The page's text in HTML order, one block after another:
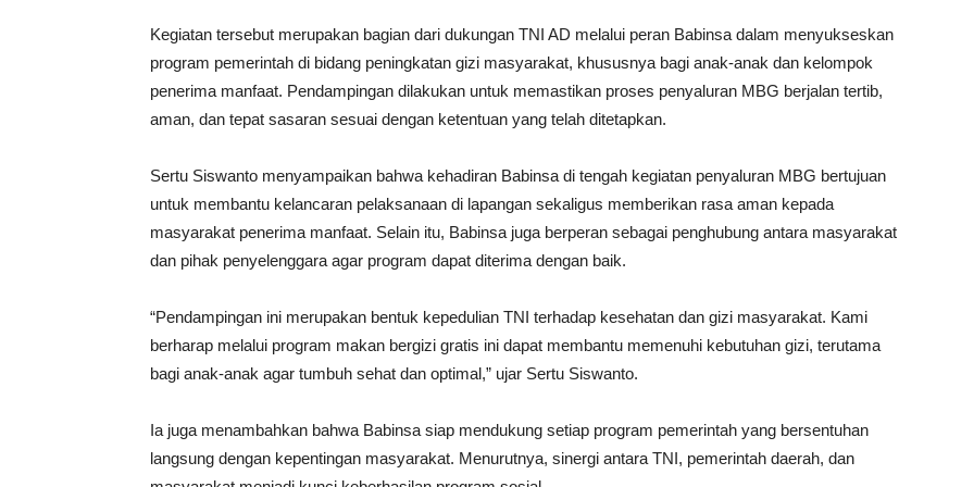
Kegiatan tersebut merupakan bagian dari dukungan TNI AD melalui peran Babinsa dalam menyukseskan
program pemerintah di bidang peningkatan gizi masyarakat, khususnya bagi anak-anak dan kelompok
penerima manfaat. Pendampingan dilakukan untuk memastikan proses penyaluran MBG berjalan tertib,
aman, dan tepat sasaran sesuai dengan ketentuan yang telah ditetapkan.
Sertu Siswanto menyampaikan bahwa kehadiran Babinsa di tengah kegiatan penyaluran MBG bertujuan
untuk membantu kelancaran pelaksanaan di lapangan sekaligus memberikan rasa aman kepada
masyarakat penerima manfaat. Selain itu, Babinsa juga berperan sebagai penghubung antara masyarakat
dan pihak penyelenggara agar program dapat diterima dengan baik.
“Pendampingan ini merupakan bentuk kepedulian TNI terhadap kesehatan dan gizi masyarakat. Kami
berharap melalui program makan bergizi gratis ini dapat membantu memenuhi kebutuhan gizi, terutama
bagi anak-anak agar tumbuh sehat dan optimal,” ujar Sertu Siswanto.
Ia juga menambahkan bahwa Babinsa siap mendukung setiap program pemerintah yang bersentuhan
langsung dengan kepentingan masyarakat. Menurutnya, sinergi antara TNI, pemerintah daerah, dan